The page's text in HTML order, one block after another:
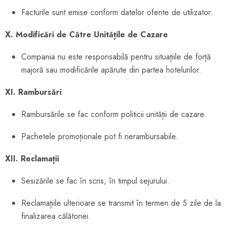
Facturile sunt emise conform datelor oferite de utilizator.
X. Modificări de Către Unitățile de Cazare
Compania nu este responsabilă pentru situațiile de forță
majoră sau modificările apărute din partea hotelurilor.
XI. Rambursări
Rambursările se fac conform politicii unității de cazare.
Pachetele promoționale pot fi nerambursabile.
XII. Reclamații
Sesizările se fac în scris, în timpul sejurului.
Reclamațiile ulterioare se transmit în termen de 5 zile de la
finalizarea călătoriei.